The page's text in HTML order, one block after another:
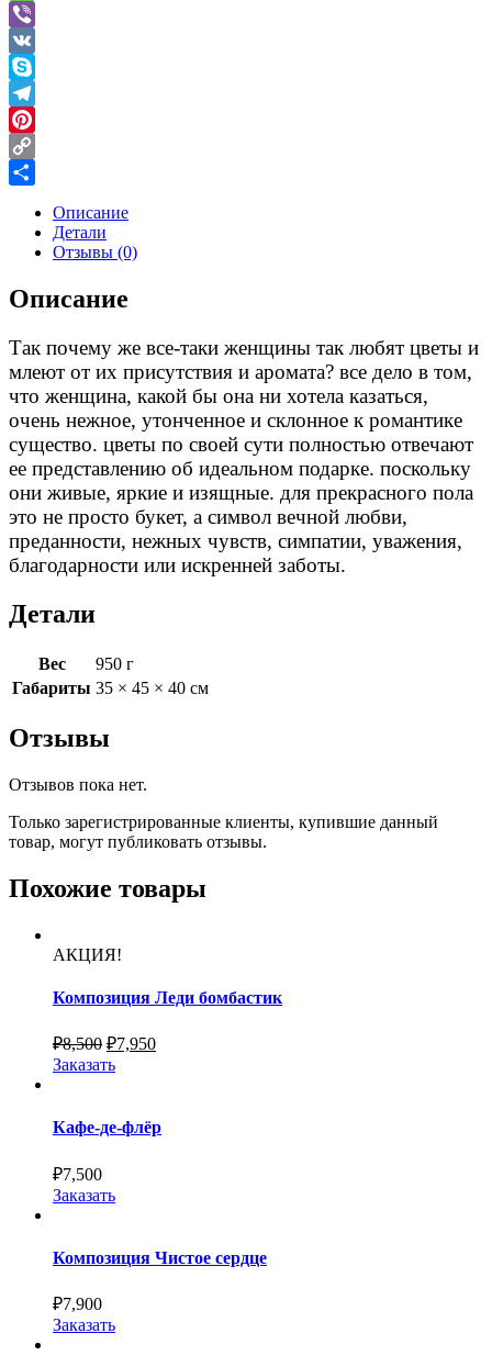
Message
Viber
VK
Skype
Telegram
Pinterest
Copy
Описание
Детали
Отзывы (0)
Описание
Так почему же все-таки женщины так любят цветы и
млеют от их присутствия и аромата? все дело в том,
что женщина, какой бы она ни хотела казаться,
очень нежное, утонченное и склонное к романтике
существо. цветы по своей сути полностью отвечают
ее представлению об идеальном подарке. поскольку
они живые, яркие и изящные. для прекрасного пола
это не просто букет, а символ вечной любви,
преданности, нежных чувств, симпатии, уважения,
благодарности или искренней заботы.
Детали
Вес
950 г
Габариты 35 × 45 × 40 см
Отзывы
Отзывов пока нет.
Только зарегистрированные клиенты, купившие данный
товар, могут публиковать отзывы.
Похожие товары
АКЦИЯ!
Композиция Леди бомбастик
₽8,500 ₽7,950
Заказать
Кафе-де-флёр
₽7,500
Заказать
Композиция Чистое сердце
₽7,900
Заказать